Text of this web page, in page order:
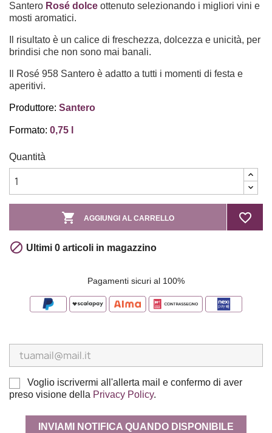
Santero Rosé dolce ottenuto selezionando i migliori vini e
mosti aromatici.
Il risultato è un calice di freschezza, dolcezza e unicità, per
brindisi che non sono mai banali.
Il Rosé 958 Santero è adatto a tutti i momenti di festa e
aperitivi.
Produttore: Santero
Formato: 0,75 l
Quantità
 AGGIUNGI AL CARRELLO favorite_border
 Ultimi 0 articoli in magazzino
Pagamenti sicuri al 100%
Voglio iscrivermi all'allerta mail e confermo di aver
preso visione della Privacy Policy.
INVIAMI NOTIFICA QUANDO DISPONIBILE